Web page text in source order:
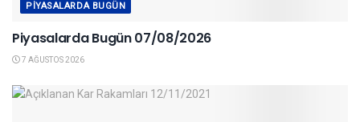
PIYASALARDA BUGÜN
Piyasalarda Bugün 07/08/2026
7 AĞUSTOS 2026